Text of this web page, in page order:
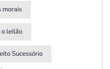
morais
o leilão
Sucessório